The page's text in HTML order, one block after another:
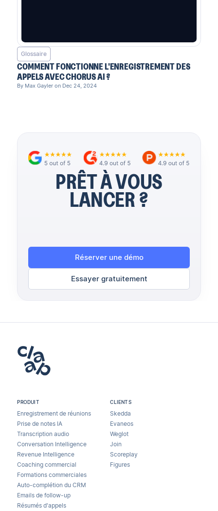
Glossaire
COMMENT FONCTIONNE L'ENREGISTREMENT DES
APPELS AVEC CHORUS AI ?
By Max Gayler on Dec 24, 2024
PRÊT À VOUS
LANCER ?
Réserver une démo
Essayer gratuitement
PRODUIT
Enregistrement de réunions
Prise de notes IA
Transcription audio
Conversation Intelligence
Revenue Intelligence
Coaching commercial
Formations commerciales
Auto-complétion du CRM
Emails de follow-up
Résumés d'appels
CLIENTS
Skedda
Evaneos
Weglot
Join
Scoreplay
Figures